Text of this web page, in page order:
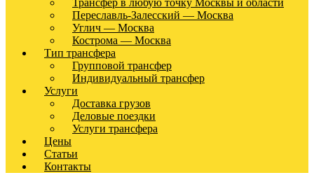
Переславль-Залесский — Москва
Углич — Москва
Кострома — Москва
Тип трансфера
Групповой трансфер
Индивидуальный трансфер
Услуги
Доставка грузов
Деловые поездки
Услуги трансфера
Цены
Статьи
Контакты